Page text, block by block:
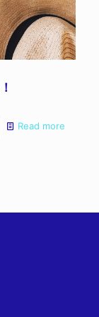
Read more